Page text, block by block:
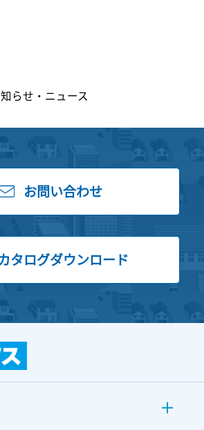
らせ・ニュース
お問い合わせ
タログダウンロード